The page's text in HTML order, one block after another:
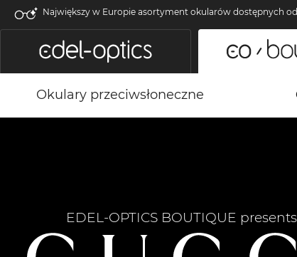
Największy w Europie asortyment okularów dostępnych od
Okulary przeciwsłoneczne
EDEL-OPTICS BOUTIQUE presents